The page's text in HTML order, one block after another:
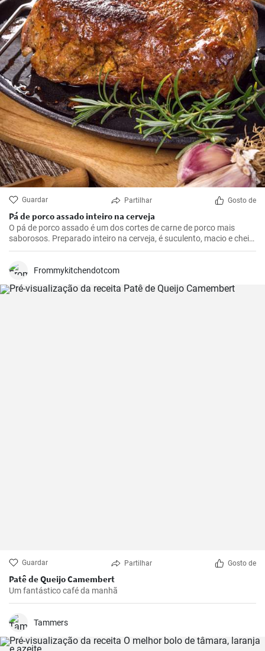
Guardar Partilhar Gosto de
Pá de porco assado inteiro na cerveja
O pá de porco assado é um dos cortes de carne de porco mais
saborosos. Preparado inteiro na cerveja, é suculento, macio e cheio
de sabor. Tudo isso envolto em uma bela crosta dourada e marrom,
Frommykitchendotcom
Guardar Partilhar Gosto de
Patê de Queijo Camembert
Um fantástico café da manhã
Tammers